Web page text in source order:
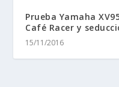
Prueba Yamaha
Café Racer y
15/11/2016